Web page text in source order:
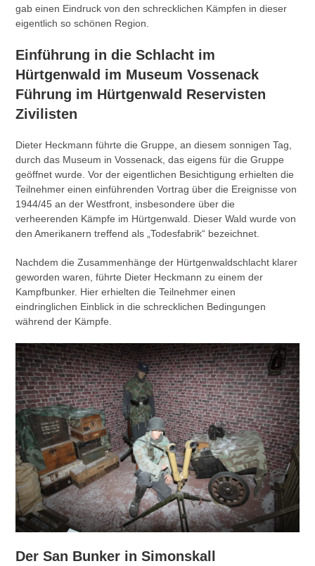
gab einen Eindruck von den schrecklichen Kämpfen in dieser
eigentlich so schönen Region.
Einführung in die Schlacht im
Hürtgenwald im Museum Vossenack
Führung im Hürtgenwald Reservisten
Zivilisten
Dieter Heckmann führte die Gruppe, an diesem sonnigen Tag,
durch das Museum in Vossenack, das eigens für die Gruppe
geöffnet wurde. Vor der eigentlichen Besichtigung erhielten die
Teilnehmer einen einführenden Vortrag über die Ereignisse von
1944/45 an der Westfront, insbesondere über die
verheerenden Kämpfe im Hürtgenwald. Dieser Wald wurde von
den Amerikanern treffend als „Todesfabrik“ bezeichnet.
Nachdem die Zusammenhänge der Hürtgenwaldschlacht klarer
geworden waren, führte Dieter Heckmann zu einem der
Kampfbunker. Hier erhielten die Teilnehmer einen
eindringlichen Einblick in die schrecklichen Bedingungen
während der Kämpfe.
Der San Bunker in Simonskall